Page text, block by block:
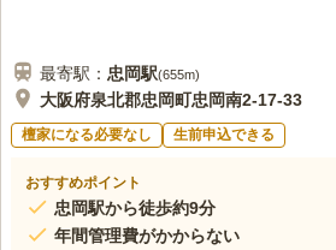
最寄駅： 忠岡駅(655m)
大阪府泉北郡忠岡町忠岡南2-17-33
檀家になる必要なし 生前申込できる
おすすめポイント
忠岡駅から徒歩約9分
年間管理費がかからない